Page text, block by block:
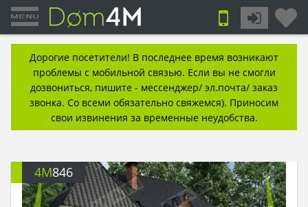
Дорогие посетители! В последнее время возникают
проблемы с мобильной связью. Если вы не смогли
дозвониться, пишите - мессенджер/ эл.почта/ заказ
звонка. Со всеми обязательно свяжемся). Приносим
свои извинения за временные неудобства.
4M846